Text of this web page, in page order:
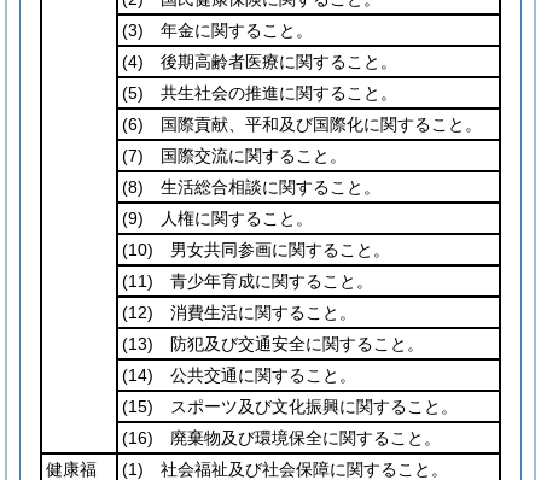
(3) 年金に関すること。
(4) 後期高齢者医療に関すること。
(5) 共生社会の推進に関すること。
(6) 国際貢献、平和及び国際化に関すること。
(7) 国際交流に関すること。
(8) 生活総合相談に関すること。
(9) 人権に関すること。
(10) 男女共同参画に関すること。
(11) 青少年育成に関すること。
(12) 消費生活に関すること。
(13) 防犯及び交通安全に関すること。
(14) 公共交通に関すること。
(15) スポーツ及び文化振興に関すること。
(16) 廃棄物及び環境保全に関すること。
健康福
(1) 社会福祉及び社会保障に関すること。